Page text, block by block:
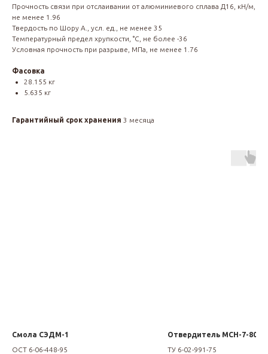
Прочность связи при отслаивании от алюминиевого сплава Д16, кН/м,
не менее 1.96
Твердость по Шору А., усл. ед., не менее 35
Температурный предел хрупкости, °С, не более -36
Условная прочность при разрыве, МПа, не менее 1.76
Фасовка
28.155 кг
5.635 кг
Гарантийный срок хранения 3 месяца
Смола СЭДМ-1
ОСТ 6-06-448-95
Отвердитель МСН-7-80
ТУ 6-02-991-75